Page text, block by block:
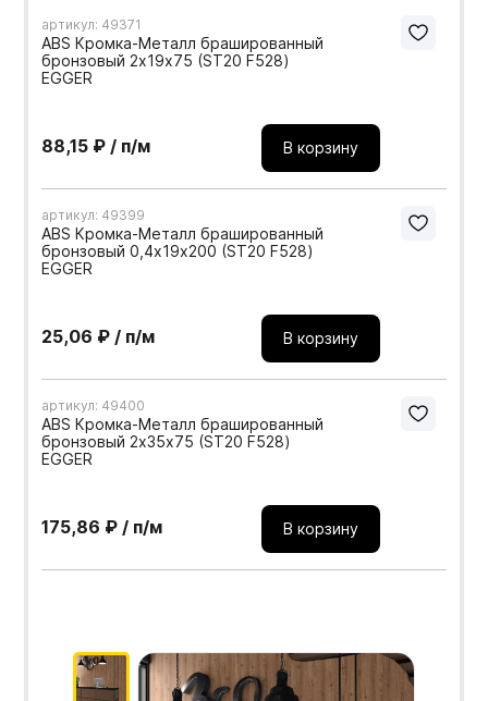
артикул: 49371
ABS Кромка-Металл брашированный
бронзовый 2х19х75 (ST20 F528)
EGGER
88,15 ₽ / п/м В корзину
артикул: 49399
ABS Кромка-Металл брашированный
бронзовый 0,4х19х200 (ST20 F528)
EGGER
25,06 ₽ / п/м В корзину
артикул: 49400
ABS Кромка-Металл брашированный
бронзовый 2х35х75 (ST20 F528)
EGGER
175,86 ₽ / п/м В корзину